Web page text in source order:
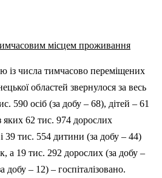
місцем проживання
із числа тимчасово переміщених
областей звернулося за весь
590 осіб (за добу – 68), дітей – 61
яких 62 тис. 974 дорослих
39 тис. 554 дитини (за добу – 44)
а 19 тис. 292 дорослих (за добу –
добу – 12) – госпіталізовано.